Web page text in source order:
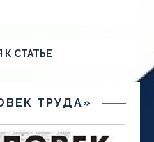
К СТАТЬЕ
ТРУДА»